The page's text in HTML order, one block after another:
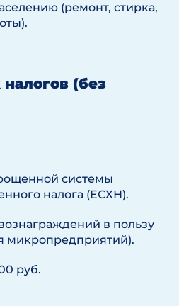
(ремонт, стирка,
(без
системы
налога (ЕСХН).
в пользу
микропредприятий).
руб.